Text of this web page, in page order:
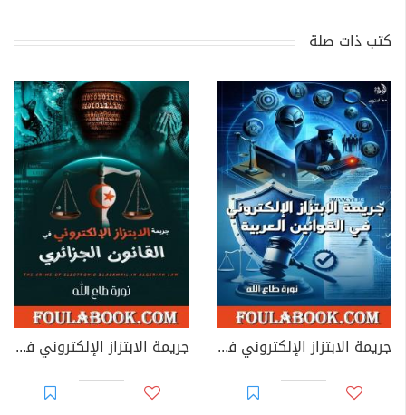
كتب ذات صلة
جريمة الابتزاز الإلكتروني في القوانين العربية جريمة الابتزاز الإلكتروني في القانون الجزائري